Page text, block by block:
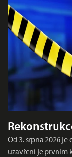
Od 3. srpna 2026 je
uzavření je prvním